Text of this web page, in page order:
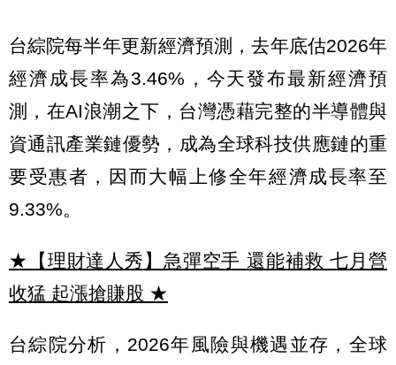
台綜院每半年更新經濟預測，去年底估2026年
經濟成長率為3.46%，今天發布最新經濟預
測，在AI浪潮之下，台灣憑藉完整的半導體與
資通訊產業鏈優勢，成為全球科技供應鏈的重
要受惠者，因而大幅上修全年經濟成長率至
9.33%。
★【理財達人秀】急彈空手 還能補救 七月營
收猛 起漲搶賺股 ★
台綜院分析，2026年風險與機遇並存，全球